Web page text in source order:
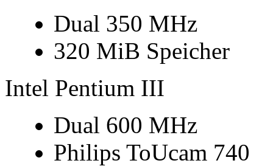
Dual 350 MHz
320 MiB Speicher
Intel Pentium III
Dual 600 MHz
Philips ToUcam 740